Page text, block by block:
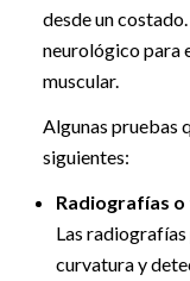
desde un
neurológico para
muscular.
Algunas pruebas
siguientes:
Radiografías
Las
curvatura y